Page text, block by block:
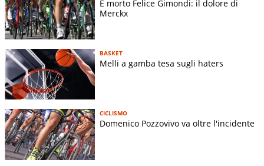
È morto Felice Gimondi: il dolore di
Merckx
BASKET
Melli a gamba tesa sugli haters
CICLISMO
Domenico Pozzovivo va oltre l'incidente